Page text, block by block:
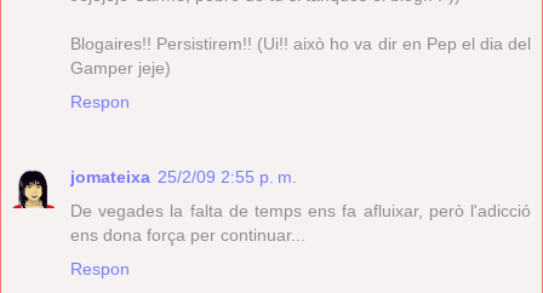
Blogaires!! Persistirem!! (Ui!! això ho va dir en Pep el dia del
Gamper jeje)
Respon
jomateixa 25/2/09 2:55 p. m.
De vegades la falta de temps ens fa afluixar, però l'adicció
ens dona força per continuar...
Respon